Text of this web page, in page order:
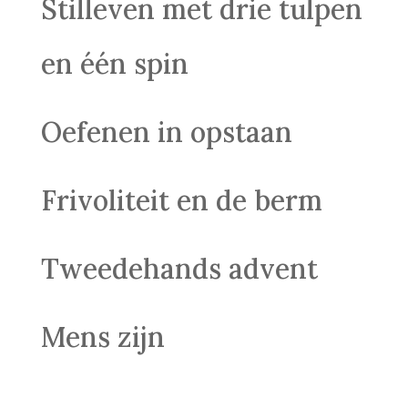
Stilleven met drie tulpen
en één spin
Oefenen in opstaan
Frivoliteit en de berm
Tweedehands advent
Mens zijn